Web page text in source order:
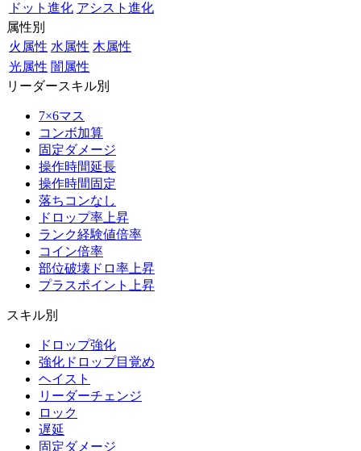
ドット進化 アシスト進化
属性別
火属性 水属性 木属性
光属性 闇属性
リーダースキル別
7×6マス
コンボ加算
固定ダメージ
操作時間延長
操作時間固定
落ちコンなし
ドロップ率上昇
ランク経験値倍率
コイン倍率
部位破壊ドロ率上昇
プラスポイント上昇
スキル別
ドロップ強化
強化ドロップ目覚め
ヘイスト
リーダーチェンジ
ロック
遅延
固定ダメージ